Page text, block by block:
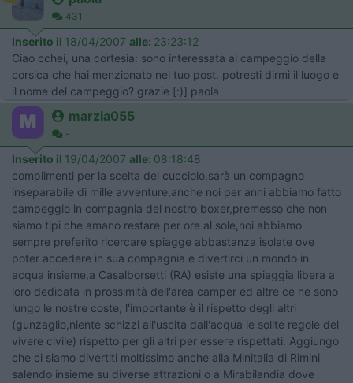
431
Inserito il 18/04/2007 alle: 23:23:12
Ciao cchei, una cortesia: sono interessata al campeggio della
corsica che hai menzionato nel tuo post. potresti dirmi il luogo e
il nome del campeggio? grazie [:)] paola
marzia055
-
Inserito il 19/04/2007 alle: 08:18:48
complimenti per la scelta del cucciolo,sarà un compagno
inseparabile di mille avventure,anche noi per anni abbiamo fatto
campeggio in compagnia del nostro boxer,premesso che non
siamo tipi che amano restare per ore al sole,noi abbiamo
sempre preferito ricercare spiagge abbastanza isolate ove
poter accedere in sua compagnia e divertirci un mondo in
acqua insieme,a Casalborsetti (RA) esiste una spiaggia libera a
loro dedicata in prossimità dell'area camper ed altre ce ne sono
lungo le nostre coste, l'importante è il rispetto degli altri
(gunzaglio,niente schizzi all'uscita dall'acqua le solite regole del
vivere civile) rispetto per gli altri per essere rispettati. Aggiungo
che ci siamo divertiti moltissimo anche alla Minitalia di Rimini
salendo insieme su diverse attrazioni o a Mirabilandia dove